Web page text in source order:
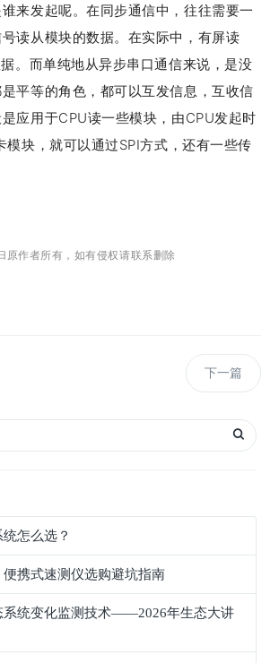
来发起呢。在同步通信中，往往需要一
读从模块的数据。在实际中，有屏读
。而单纯地从异步串口通信来说，是没
平等的角色，都可以互发信息，互收信
应用于CPU读一些模块，由CPU发起时
模块，就可以通过SPI方式，还有一些传
原作者所有，如有侵权请联系删除
下一篇
怎么选？
携式速测仪选购避坑指南
系统变化监测技术——2026年生态大讲